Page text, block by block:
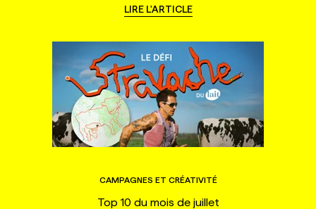
LIRE L'ARTICLE
CAMPAGNES ET CRÉATIVITÉ
Top 10 du mois de juillet